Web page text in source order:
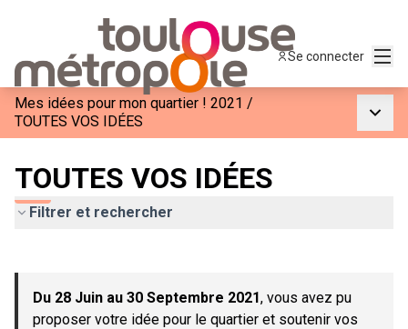
Se connecter
Mes idées pour mon quartier ! 2021 /
TOUTES VOS IDÉES
TOUTES VOS IDÉES
Filtrer et rechercher
−
Du 28 Juin au 30 Septembre 2021, vous avez pu
proposer votre idée pour le quartier et soutenir vos